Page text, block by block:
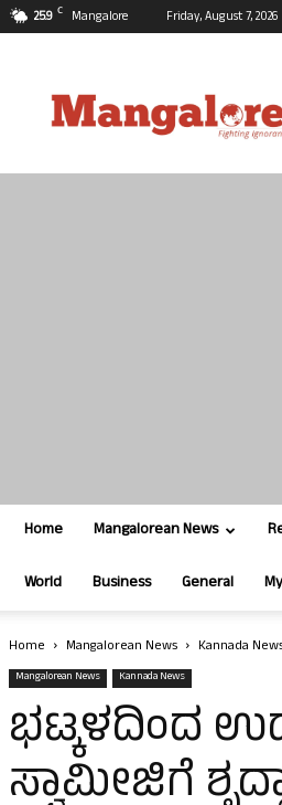
25.9 C Mangalore Friday, August 7, 2026
Home Mangalorean News
World Business General
Home Mangalorean News Kannada
Mangalorean News Kannada News
ಭಟ್ಕಳದಿಂದ
ಸ್ವಾಮೀಜಿಗೆ